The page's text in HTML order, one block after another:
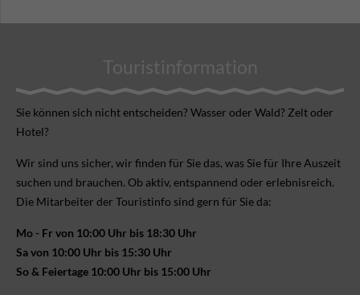
Touristinformation
Sie können sich nicht ent­scheiden? Wasser oder Wald? Zelt oder
Hotel?
Wir sind uns sicher, wir finden für Sie das, was Sie für Ihre Aus­zeit
suchen und brauchen. Ob aktiv, ent­spannend oder erlebnis­reich.
Die Mitarbeiter der Touristinfo sind gern für Sie da:
Mo - Fr von 10:00 Uhr bis 18:30 Uhr
Sa von 10:00 Uhr bis 15:30 Uhr
So & Feiertage 10:00 Uhr bis 15:00 Uhr